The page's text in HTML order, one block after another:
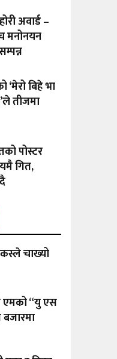
अवार्ड –
मनोनयन
‘मेरो बिहे भा
तीजमा
पोस्टर
गित,
चाख्यो
एमको “यु एस